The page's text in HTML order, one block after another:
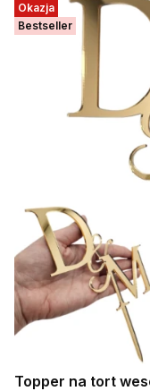
Okazja
Bestseller
Topper na tort